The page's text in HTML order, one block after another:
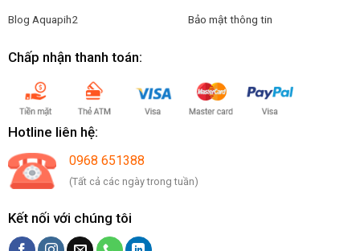
Blog Aquapih2 Bảo mật thông tin
Chấp nhận thanh toán:
Hotline liên hệ:
0968 651388
(Tất cả các ngày trong tuần)
Kết nối với chúng tôi